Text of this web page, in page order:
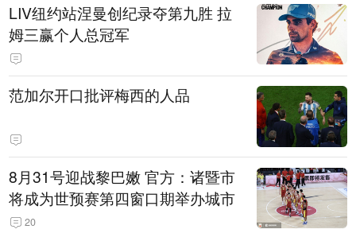
LIV纽约站涅曼创纪录夺第九胜 拉
姆三赢个人总冠军
范加尔开口批评梅西的人品
8月31号迎战黎巴嫩 官方：诸暨市
将成为世预赛第四窗口期举办城市
20